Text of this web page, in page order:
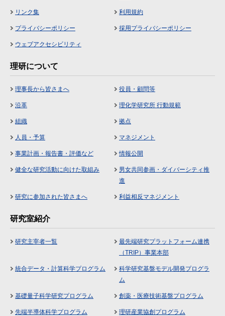
リンク集 利用規約
プライバシーポリシー 採用プライバシーポリシー
ウェブアクセシビリティ
理研について
理事長から皆さまへ 役員・顧問等
沿革 理化学研究所 行動規範
組織 拠点
人員・予算 マネジメント
事業計画・報告書・評価など 情報公開
健全な研究活動に向けた取組み
男女共同参画・ダイバーシティ推
進
研究に参加された皆さまへ 利益相反マネジメント
研究室紹介
研究主宰者一覧
最先端研究プラットフォーム連携
（TRIP）事業本部
統合データ・計算科学プログラム
科学研究基盤モデル開発プログラ
ム
基礎量子科学研究プログラム 創薬・医療技術基盤プログラム
先端半導体科学プログラム 理研産業協創プログラム